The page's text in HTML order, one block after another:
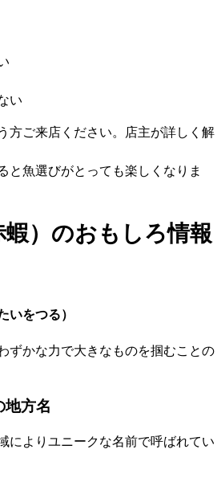
い
方ご来店ください。店主が詳しく解
と魚選びがとっても楽しくなりま
）のおもしろ情報
いをつる）
ずかな力で大きなものを掴むことの
方名
によりユニークな名前で呼ばれてい